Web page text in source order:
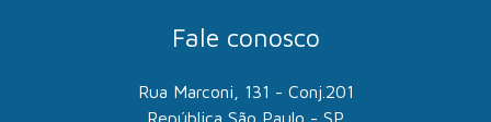
Fale conosco
Rua Marconi, 131 - Conj.201
República São Paulo - SP